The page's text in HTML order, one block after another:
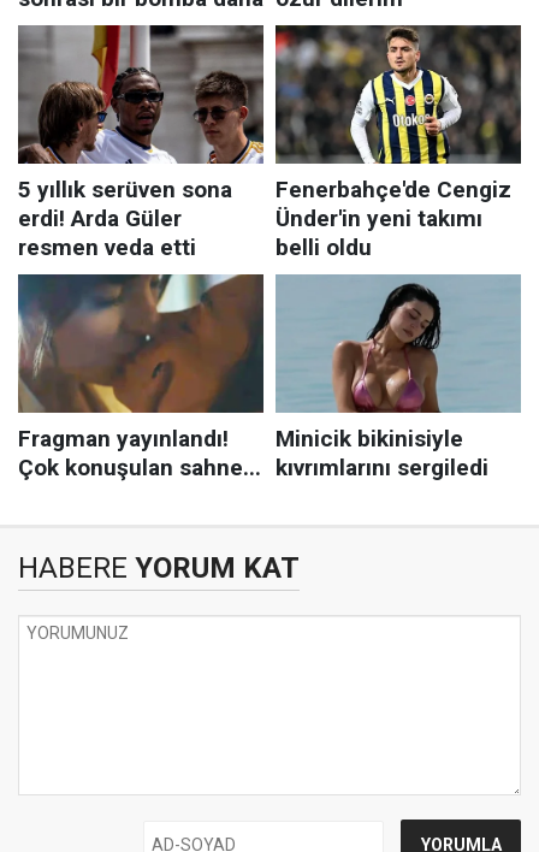
HABERE YORUM KAT